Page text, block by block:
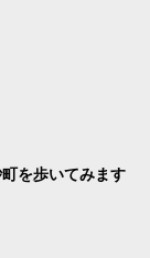
を歩いてみます